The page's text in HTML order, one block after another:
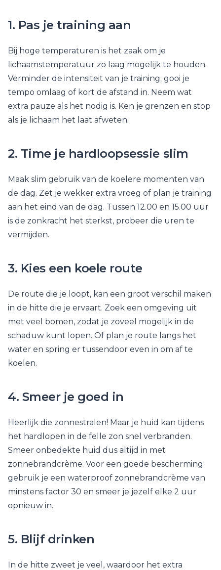
1. Pas je training aan
Bij hoge temperaturen is het zaak om je
lichaamstemperatuur zo laag mogelijk te houden.
Verminder de intensiteit van je training; gooi je
tempo omlaag of kort de afstand in. Neem wat
extra pauze als het nodig is. Ken je grenzen en stop
als je lichaam het laat afweten.
2. Time je hardloopsessie slim
Maak slim gebruik van de koelere momenten van
de dag. Zet je wekker extra vroeg of plan je training
aan het eind van de dag. Tussen 12.00 en 15.00 uur
is de zonkracht het sterkst, probeer die uren te
vermijden.
3. Kies een koele route
De route die je loopt, kan een groot verschil maken
in de hitte die je ervaart. Zoek een omgeving uit
met veel bomen, zodat je zoveel mogelijk in de
schaduw kunt lopen. Of plan je route langs het
water en spring er tussendoor even in om af te
koelen.
4. Smeer je goed in
Heerlijk die zonnestralen! Maar je huid kan tijdens
het hardlopen in de felle zon snel verbranden.
Smeer onbedekte huid dus altijd in met
zonnebrandcrème. Voor een goede bescherming
gebruik je een waterproof zonnebrandcrème van
minstens factor 30 en smeer je jezelf elke 2 uur
opnieuw in.
5. Blijf drinken
In de hitte zweet je veel, waardoor het extra